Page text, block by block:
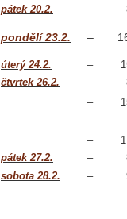
pátek 20.2.
–
pondělí 23.2. –
úterý 24.2. –
čtvrtek 26.2.
–
–
–
pátek 27.2.
–
sobota 28.2.
–